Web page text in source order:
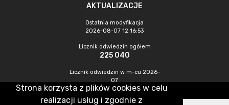
AKTUALIZACJE
Ostatnia modyfikacja
2026-08-07 12:16:53
Licznik odwiedzin ogółem
225 040
Licznik odwiedzin w m-cu 2026-
07
1 193
Strona korzysta z plików cookies w celu
realizacji usług i zgodnie z